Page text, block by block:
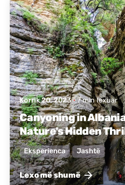
Postuar nga
Active Albania
Korrik 20, 2023 7 min lexuar
Canyoning in
Nature's Hidden
Eksperienca Jashtë
Lexo më shumë